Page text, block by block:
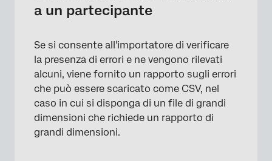
a un partecipante
Se si consente all'importatore di verificare
la presenza di errori e ne vengono rilevati
alcuni, viene fornito un rapporto sugli errori
che può essere scaricato come CSV, nel
caso in cui si disponga di un file di grandi
dimensioni che richiede un rapporto di
grandi dimensioni.